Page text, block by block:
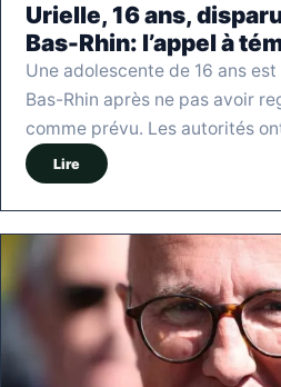
Urielle, 16 ans,
Bas-Rhin: l’appel à
Une adolescente de 16 ans
Bas-Rhin après ne pas avoir
comme prévu. Les autorités
Lire